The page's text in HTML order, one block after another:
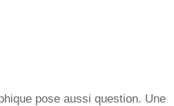
pose aussi question. Une